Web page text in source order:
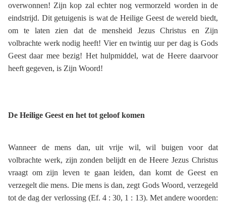
overwonnen! Zijn kop zal echter nog vermorzeld worden in de
eindstrijd. Dit getuigenis is wat de Heilige Geest de wereld biedt,
om te laten zien dat de mensheid Jezus Christus en Zijn
volbrachte werk nodig heeft! Vier en twintig uur per dag is Gods
Geest daar mee bezig! Het hulpmiddel, wat de Heere daarvoor
heeft gegeven, is Zijn Woord!
De Heilige Geest en het tot geloof komen
Wanneer de mens dan, uit vrije wil, wil buigen voor dat
volbrachte werk, zijn zonden belijdt en de Heere Jezus Christus
vraagt om zijn leven te gaan leiden, dan komt de Geest en
verzegelt die mens. Die mens is dan, zegt Gods Woord, verzegeld
tot de dag der verlossing (Ef. 4 : 30, 1 : 13). Met andere woorden: